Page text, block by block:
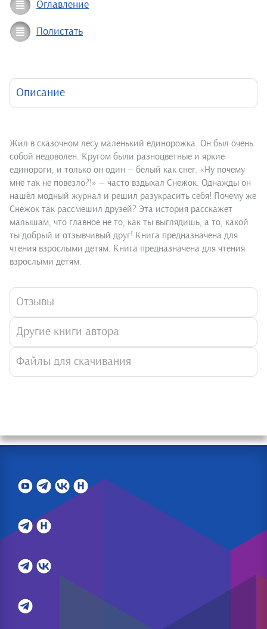
Оглавление
Полистать
Описание
Жил в сказочном лесу маленький единорожка. Он был очень
собой недоволен. Кругом были разноцветные и яркие
единороги, и только он один — белый как снег. «Ну почему
мне так не повезло?!» — часто вздыхал Снежок. Однажды он
нашёл модный журнал и решил разукрасить себя! Почему же
Снежок так рассмешил друзей? Эта история расскажет
малышам, что главное не то, как ты выглядишь, а то, какой
ты добрый и отзывчивый друг! Книга предназначена для
чтения взрослыми детям. Книга предназначена для чтения
взрослыми детям.
Отзывы
Другие книги автора
Файлы для скачивания